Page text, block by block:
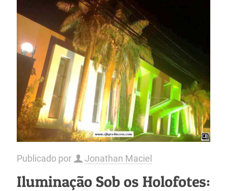
Publicado por Jonathan Maciel
Iluminação Sob os Holofotes: